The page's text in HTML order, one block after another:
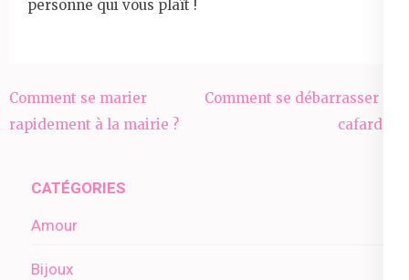
personne qui vous plaît !
Navigation
de
Comment se marier
rapidement à la mairie ?
Comment se débarrasser de
cafards ?
CATÉGORIES
Amour
Bijoux